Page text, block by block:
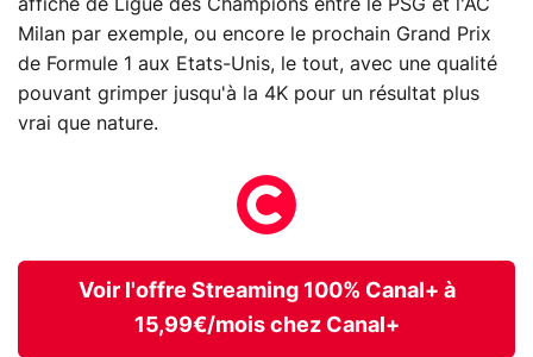
affiche de Ligue des Champions entre le PSG et l'AC
Milan par exemple, ou encore le prochain Grand Prix
de Formule 1 aux Etats-Unis, le tout, avec une qualité
pouvant grimper jusqu'à la 4K pour un résultat plus
vrai que nature.
Voir l'offre Streaming 100% Canal+ à
15,99€/mois chez Canal+